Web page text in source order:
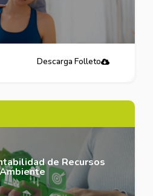
Descarga Folleto
de Recursos